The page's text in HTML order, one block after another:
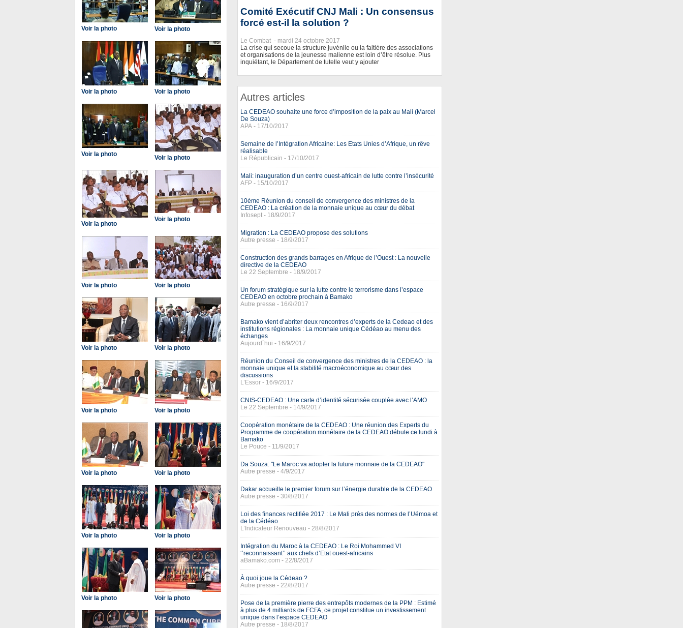
Voir la photo Voir la photo
Voir la photo Voir la photo
Voir la photo Voir la photo
Voir la photo
Voir la photo
Voir la photo Voir la photo
Voir la photo Voir la photo
Voir la photo Voir la photo
Voir la photo Voir la photo
Voir la photo Voir la photo
Voir la photo Voir la photo
Comité Exécutif CNJ Mali : Un consensus
forcé est-il la solution ?
Le Combat - mardi 24 octobre 2017
La crise qui secoue la structure juvénile ou la faitière des associations
et organisations de la jeunesse malienne est loin d’être résolue. Plus
inquiétant, le Département de tutelle veut y ajouter
Autres articles
La CEDEAO souhaite une force d’imposition de la paix au Mali (Marcel
De Souza)
APA - 17/10/2017
Semaine de l’Intégration Africaine: Les Etats Unies d’Afrique, un rêve
réalisable
Le Républicain - 17/10/2017
Mali: inauguration d’un centre ouest-africain de lutte contre l’insécurité
AFP - 15/10/2017
10ème Réunion du conseil de convergence des ministres de la
CEDEAO : La création de la monnaie unique au cœur du débat
Infosept - 18/9/2017
Migration : La CEDEAO propose des solutions
Autre presse - 18/9/2017
Construction des grands barrages en Afrique de l’Ouest : La nouvelle
directive de la CEDEAO
Le 22 Septembre - 18/9/2017
Un forum stratégique sur la lutte contre le terrorisme dans l’espace
CEDEAO en octobre prochain à Bamako
Autre presse - 16/9/2017
Bamako vient d’abriter deux rencontres d’experts de la Cedeao et des
institutions régionales : La monnaie unique Cédéao au menu des
échanges
Aujourd`hui - 16/9/2017
Réunion du Conseil de convergence des ministres de la CEDEAO : la
monnaie unique et la stabilité macroéconomique au cœur des
discussions
L’Essor - 16/9/2017
CNIS-CEDEAO : Une carte d’identité sécurisée couplée avec l’AMO
Le 22 Septembre - 14/9/2017
Coopération monétaire de la CEDEAO : Une réunion des Experts du
Programme de coopération monétaire de la CEDEAO débute ce lundi à
Bamako
Le Pouce - 11/9/2017
Da Souza: "Le Maroc va adopter la future monnaie de la CEDEAO"
Autre presse - 4/9/2017
Dakar accueille le premier forum sur l’énergie durable de la CEDEAO
Autre presse - 30/8/2017
Loi des finances rectifiée 2017 : Le Mali près des normes de l’Uémoa et
de la Cédéao
L’Indicateur Renouveau - 28/8/2017
Intégration du Maroc à la CEDEAO : Le Roi Mohammed VI
‘’reconnaissant’’ aux chefs d’Etat ouest-africains
aBamako.com - 22/8/2017
À quoi joue la Cédeao ?
Autre presse - 22/8/2017
Pose de la première pierre des entrepôts modernes de la PPM : Estimé
à plus de 4 milliards de FCFA, ce projet constitue un investissement
unique dans l’espace CEDEAO
Autre presse - 18/8/2017